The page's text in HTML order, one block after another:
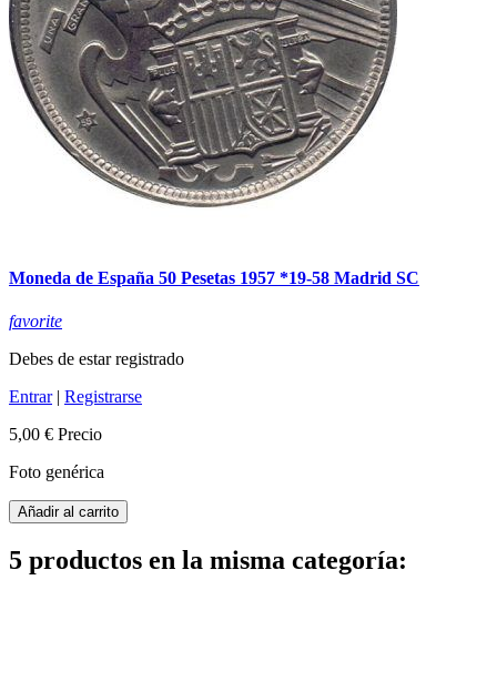
Moneda de España 50 Pesetas 1957 *19-58 Madrid SC
favorite
Debes de estar registrado
Entrar| Registrarse
5,00 € Precio
Foto genérica
Añadir al carrito
5 productos en la misma categoría: